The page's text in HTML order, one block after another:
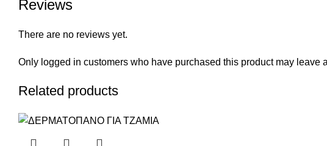
Reviews
There are no reviews yet.
Only logged in customers who have purchased this product may leave
Related products